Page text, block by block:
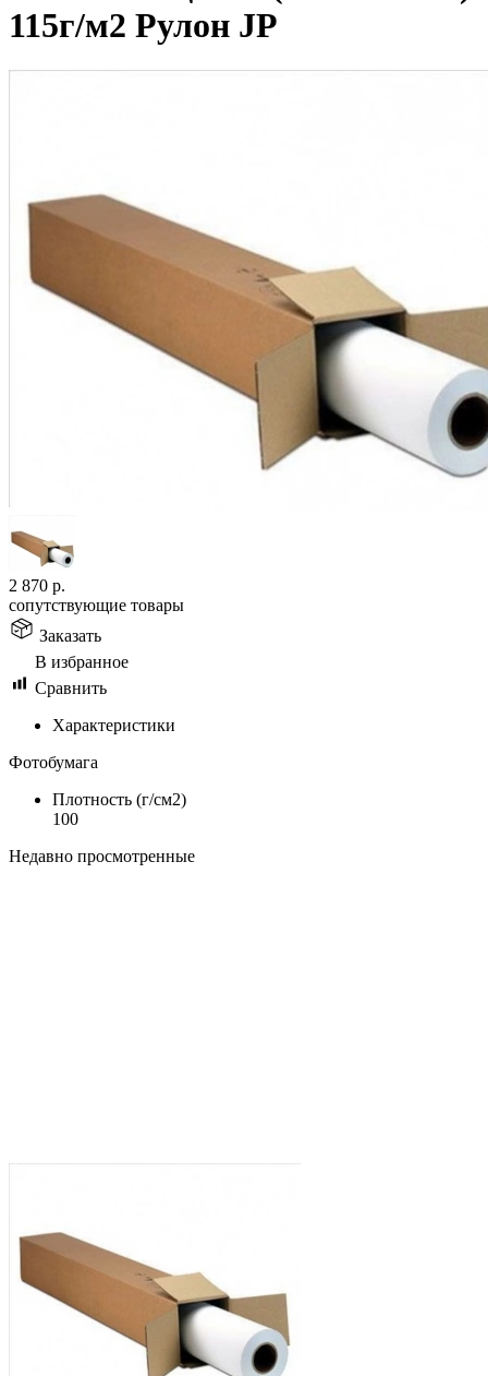
115г/м2 Рулон JP
2 870 р.
сопутствующие товары
Заказать
В избранное
Сравнить
Характеристики
Фотобумага
Плотность (г/см2)
100
Недавно просмотренные